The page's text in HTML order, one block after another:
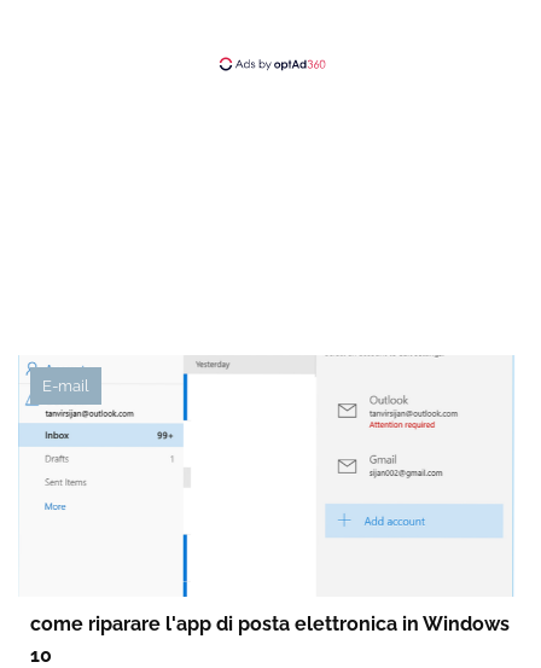
E-mail
come riparare l'app di posta elettronica in Windows
10